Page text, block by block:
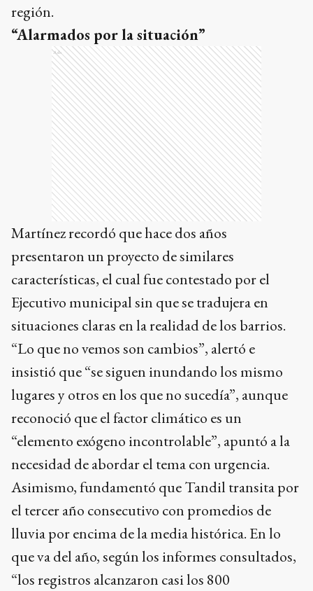
región.
“Alarmados por la situación”
Ads
Martínez recordó que hace dos años
presentaron un proyecto de similares
características, el cual fue contestado por el
Ejecutivo municipal sin que se tradujera en
situaciones claras en la realidad de los barrios.
“Lo que no vemos son cambios”, alertó e
insistió que “se siguen inundando los mismo
lugares y otros en los que no sucedía”, aunque
reconoció que el factor climático es un
“elemento exógeno incontrolable”, apuntó a la
necesidad de abordar el tema con urgencia.
Asimismo, fundamentó que Tandil transita por
el tercer año consecutivo con promedios de
lluvia por encima de la media histórica. En lo
que va del año, según los informes consultados,
“los registros alcanzaron casi los 800